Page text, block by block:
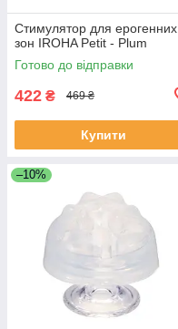
Стимулятор для ерогенних
зон IROHA Petit - Plum
Готово до відправки
422 ₴ 469 ₴
Купити
–10%